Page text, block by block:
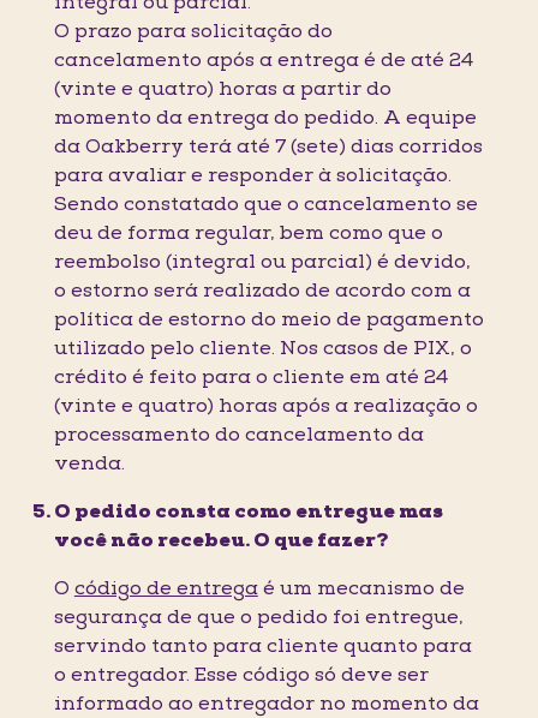
O prazo para solicitação do
cancelamento após a entrega é de até 24
(vinte e quatro) horas a partir do
momento da entrega do pedido. A equipe
da Oakberry terá até 7 (sete) dias corridos
para avaliar e responder à solicitação.
Sendo constatado que o cancelamento se
deu de forma regular, bem como que o
reembolso (integral ou parcial) é devido,
o estorno será realizado de acordo com a
política de estorno do meio de pagamento
utilizado pelo cliente. Nos casos de PIX, o
crédito é feito para o cliente em até 24
(vinte e quatro) horas após a realização o
processamento do cancelamento da
venda.
O pedido consta como entregue mas
você não recebeu. O que fazer?
O código de entregaé um mecanismo de
segurança de que o pedido foi entregue,
servindo tanto para cliente quanto para
o entregador. Esse código só deve ser
informado ao entregador no momento da